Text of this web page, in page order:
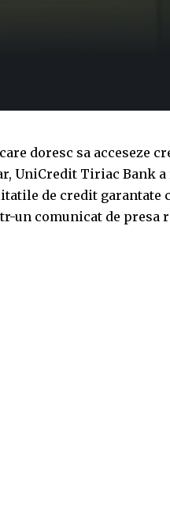
doresc sa acceseze
Tiriac Bank a
de credit garantate
un comunicat de presa